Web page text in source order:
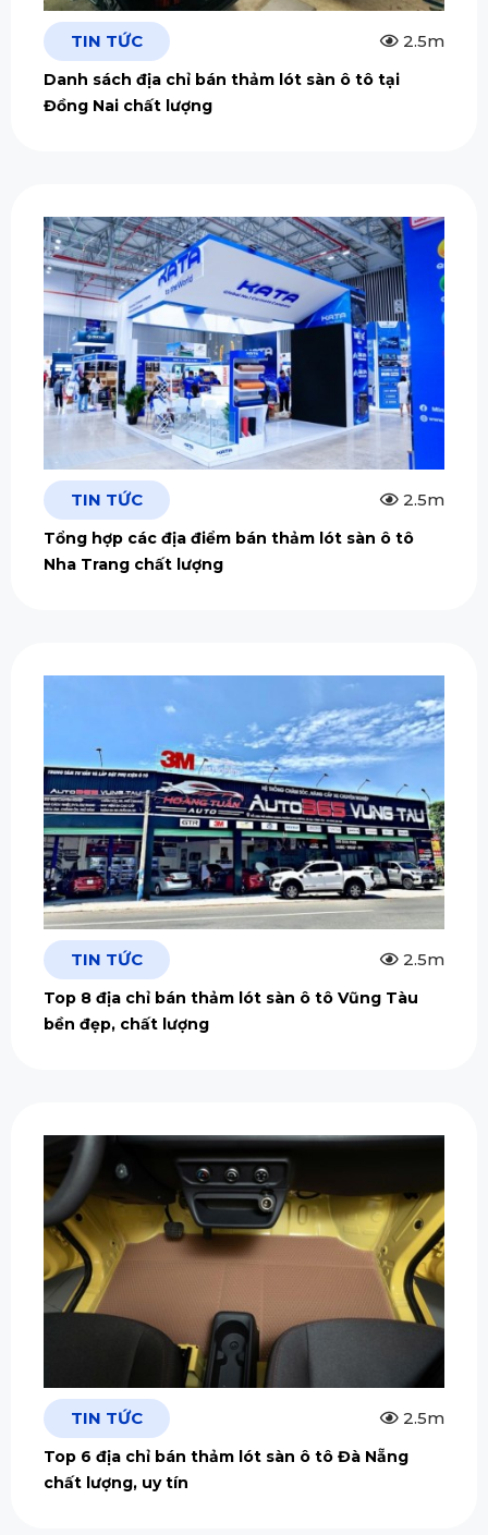
TIN TỨC 2.5m
Danh sách địa chỉ bán thảm lót sàn ô tô tại
Đồng Nai chất lượng
TIN TỨC 2.5m
Tổng hợp các địa điểm bán thảm lót sàn ô tô
Nha Trang chất lượng
TIN TỨC 2.5m
Top 8 địa chỉ bán thảm lót sàn ô tô Vũng Tàu
bền đẹp, chất lượng
TIN TỨC 2.5m
Top 6 địa chỉ bán thảm lót sàn ô tô Đà Nẵng
chất lượng, uy tín